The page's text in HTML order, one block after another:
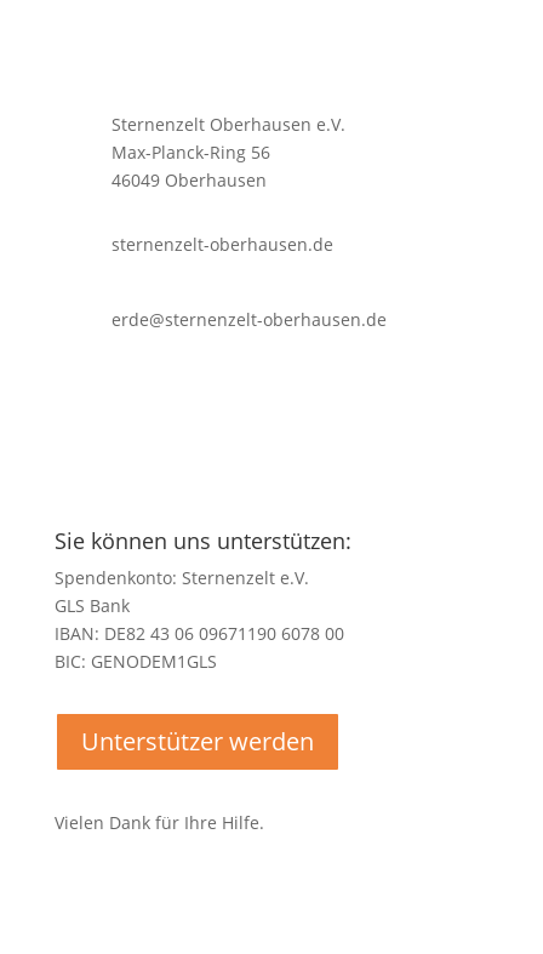
Sternenzelt Oberhausen e.V.
Max-Planck-Ring 56
46049 Oberhausen
sternenzelt-oberhausen.de
erde@sternenzelt-oberhausen.de
Sie können uns unterstützen:
Spendenkonto: Sternenzelt e.V.
GLS Bank
IBAN: DE82 43 06 09671190 6078 00
BIC: GENODEM1GLS
Unterstützer werden
Vielen Dank für Ihre Hilfe.